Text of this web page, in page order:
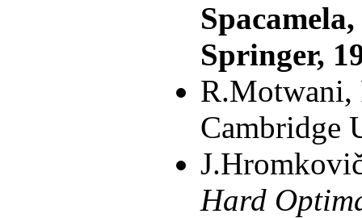
Springer,
R.Motwani,
Cambridge
Hard